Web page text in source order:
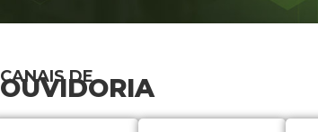
CANAIS DE
OUVIDORIA